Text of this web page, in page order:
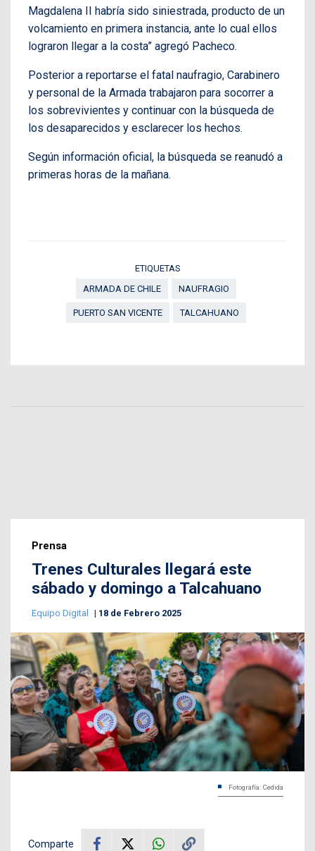
Magdalena II habría sido siniestrada, producto de un
volcamiento en primera instancia, ante lo cual ellos
lograron llegar a la costa” agregó Pacheco.
Posterior a reportarse el fatal naufragio, Carabinero
y personal de la Armada trabajaron para socorrer a
los sobrevivientes y continuar con la búsqueda de
los desaparecidos y esclarecer los hechos.
Según información oficial, la búsqueda se reanudó a
primeras horas de la mañana.
ETIQUETAS
ARMADA DE CHILE
NAUFRAGIO
PUERTO SAN VICENTE TALCAHUANO
Prensa
Trenes Culturales llegará este
sábado y domingo a Talcahuano
Equipo Digital 18 de Febrero 2025
Fotografía: Cedida
Comparte